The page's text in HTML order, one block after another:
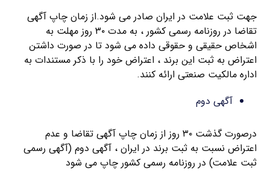
جهت ثبت علامت در ایران صادر می شود.از زمان چاپ آگهی
تقاضا در روزنامه رسمی کشور ، به مدت ۳۰ روز مهلت به
اشخاص حقیقی و حقوقی داده می شود تا در صورت داشتن
اعتراض به ثبت این برند ، اعتراض خود را با ذکر مستندات به
اداره مالکیت صنعتی ارائه کنند.
آگهی دوم
درصورت گذشت ۳۰ روز از زمان چاپ آگهی تقاضا و عدم
اعتراض نسبت به ثبت برند در ایران ، آگهی دوم (آگهی رسمی
ثبت علامت) در روزنامه رسمی کشور چاپ می شود